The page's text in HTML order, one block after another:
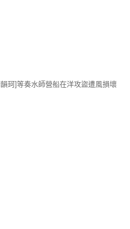
珂]等奏水師營船在洋攻盜遭風損壞